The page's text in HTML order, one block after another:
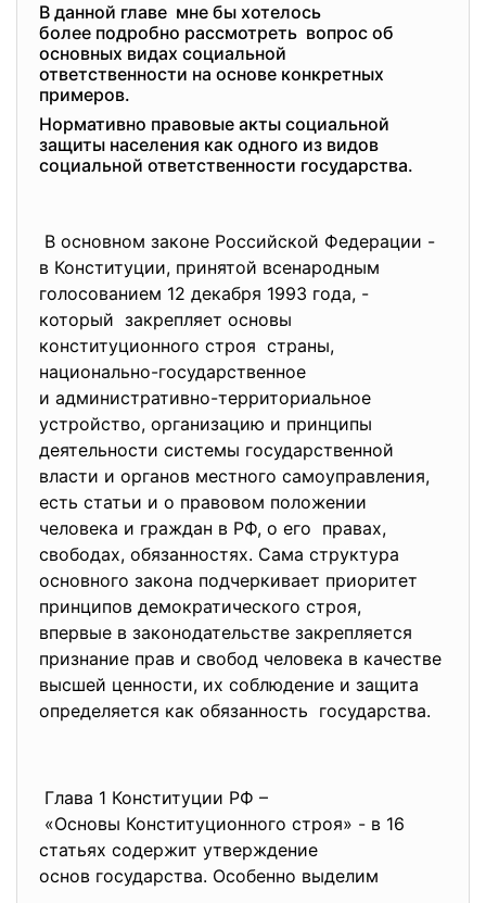
В данной главе мне бы хотелось
более подробно рассмотреть вопрос об
основных видах социальной
ответственности на основе конкретных
примеров.
Нормативно правовые акты социальной
защиты населения как одного из видов
социальной ответственности государства.
В основном законе Российской Федерации -
в Конституции, принятой всенародным
голосованием 12 декабря 1993 года, -
который закрепляет основы
конституционного строя страны,
национально-государственное
и административно-территориальное
устройство, организацию и принципы
деятельности системы государственной
власти и органов местного самоуправления,
есть статьи и о правовом положении
человека и граждан в РФ, о его правах,
свободах, обязанностях. Сама структура
основного закона подчеркивает приоритет
принципов демократического строя,
впервые в законодательстве закрепляется
признание прав и свобод человека в качестве
высшей ценности, их соблюдение и защита
определяется как обязанность государства.
Глава 1 Конституции РФ –
«Основы Конституционного строя» - в 16
статьях содержит утверждение
основ государства. Особенно выделим